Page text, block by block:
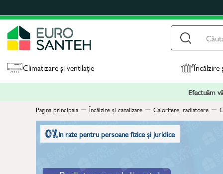
Climatizare și ventilație Încălzire
Efectuăm
Pagina principala Încălzire și canalizare Calorifere, radiatoare
In rate pentru persoane fizice și juridice